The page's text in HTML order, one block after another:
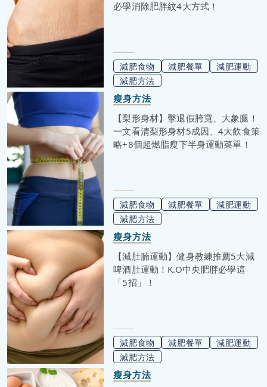
必學消除肥胖紋4大方式！
減肥食物 減肥餐單
減肥運動
減肥方法
瘦身方法
【梨形身材】擊退假胯寬、大象腿！
一文看清梨形身材5成因、4大飲食策
略+8個超燃脂瘦下半身運動菜單！
減肥食物 減肥餐單
減肥運動
減肥方法
瘦身方法
【減肚腩運動】健身教練推薦5大減
啤酒肚運動！K.O中央肥胖必學這
「5招」！
減肥食物 減肥餐單
減肥運動
減肥方法
瘦身方法